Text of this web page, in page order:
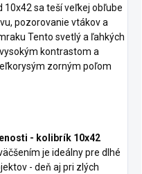
10x42 sa teší veľkej obľube
pozorovanie vtákov a
Tento svetlý a ľahkých
kontrastom a
zorným poľom
- kolibrík 10x42
je ideálny pre dlhé
- deň aj pri zlých